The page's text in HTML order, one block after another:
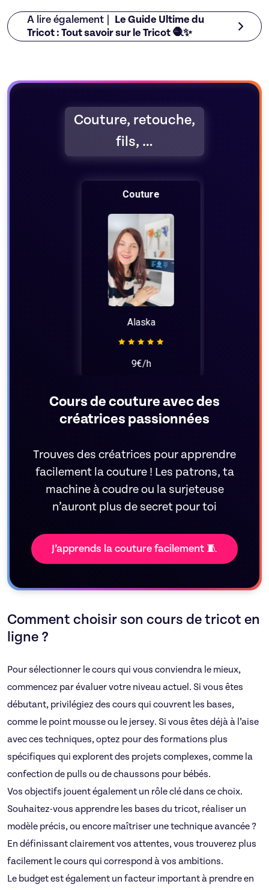
A lire également |
Le Guide Ultime du
Tricot : Tout savoir sur le Tricot 🧶✨
Cours de couture avec des
créatrices passionnées
Trouves des créatrices pour apprendre
facilement la couture ! Les patrons, ta
machine à coudre ou la surjeteuse
n’auront plus de secret pour toi
J’apprends la couture facilement 🧵
Couture, retouche,
fils, …
Couture
Alaska
9€/h
Comment choisir son cours de tricot en
ligne ?
Pour sélectionner le cours qui vous conviendra le mieux,
commencez par évaluer votre niveau actuel. Si vous êtes
débutant, privilégiez des cours qui couvrent les bases,
comme le point mousse ou le jersey. Si vous êtes déjà à l’aise
avec ces techniques, optez pour des formations plus
spécifiques qui explorent des projets complexes, comme la
confection de pulls ou de chaussons pour bébés.
Vos objectifs jouent également un rôle clé dans ce choix.
Souhaitez-vous apprendre les bases du tricot, réaliser un
modèle précis, ou encore maîtriser une technique avancée ?
En définissant clairement vos attentes, vous trouverez plus
facilement le cours qui correspond à vos ambitions.
Le budget est également un facteur important à prendre en